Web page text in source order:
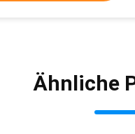
Ähnliche